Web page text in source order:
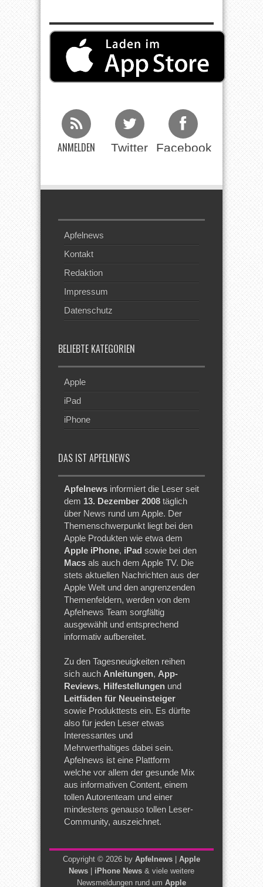
ANMELDEN Twitter Facebook
Apfelnews
Kontakt
Redaktion
Impressum
Datenschutz
BELIEBTE KATEGORIEN
Apple
iPad
iPhone
DAS IST APFELNEWS
Apfelnews informiert die Leser seit
dem 13. Dezember 2008 täglich
über News rund um Apple. Der
Themenschwerpunkt liegt bei den
Apple Produkten wie etwa dem
Apple iPhone, iPad sowie bei den
Macs als auch dem Apple TV. Die
stets aktuellen Nachrichten aus der
Apple Welt und den angrenzenden
Themenfeldern, werden von dem
Apfelnews Team sorgfältig
ausgewählt und entsprechend
informativ aufbereitet.
Zu den Tagesneuigkeiten reihen
sich auch Anleitungen, App-
Reviews, Hilfestellungen und
Leitfäden für Neueinsteiger
sowie Produkttests ein. Es dürfte
also für jeden Leser etwas
Interessantes und
Mehrwerthaltiges dabei sein.
Apfelnews ist eine Plattform
welche vor allem der gesunde Mix
aus informativen Content, einem
tollen Autorenteam und einer
mindestens genauso tollen Leser-
Community, auszeichnet.
Copyright © 2026 by Apfelnews | Apple
News | iPhone News & viele weitere
Newsmeldungen rund um Apple